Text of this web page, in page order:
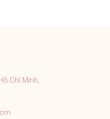
ảnh shop đăng.
gói cẩn thận đúng quy
có chính sách bảo
khách tận tình sau bán
Chí Minh,